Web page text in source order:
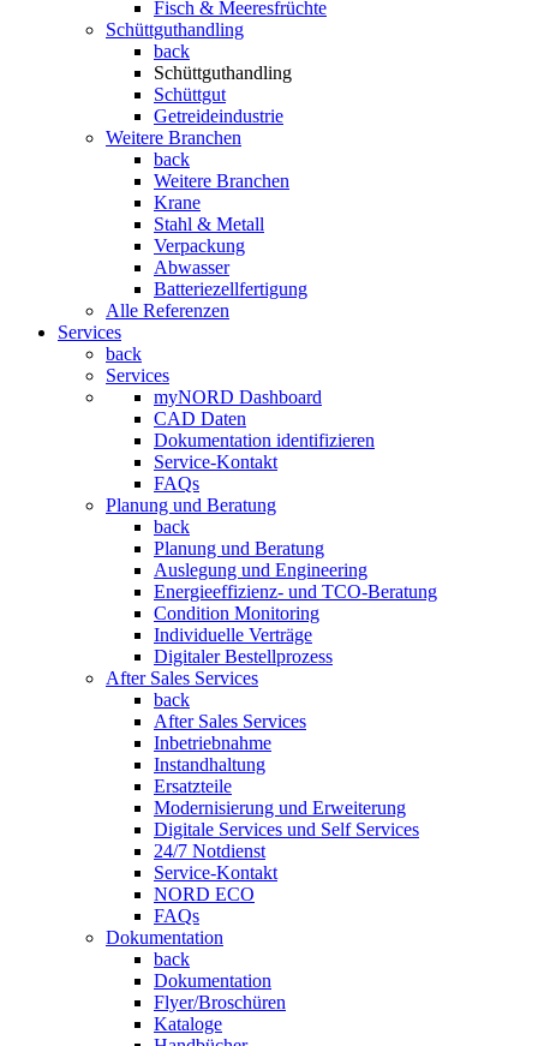
Fisch & Meeresfrüchte
Schüttguthandling
back
Schüttguthandling
Schüttgut
Getreideindustrie
Weitere Branchen
back
Weitere Branchen
Krane
Stahl & Metall
Verpackung
Abwasser
Batteriezellfertigung
Alle Referenzen
Services
back
Services
myNORD Dashboard
CAD Daten
Dokumentation identifizieren
Service-Kontakt
FAQs
Planung und Beratung
back
Planung und Beratung
Auslegung und Engineering
Energieeffizienz- und TCO-Beratung
Condition Monitoring
Individuelle Verträge
Digitaler Bestellprozess
After Sales Services
back
After Sales Services
Inbetriebnahme
Instandhaltung
Ersatzteile
Modernisierung und Erweiterung
Digitale Services und Self Services
24/7 Notdienst
Service-Kontakt
NORD ECO
FAQs
Dokumentation
back
Dokumentation
Flyer/Broschüren
Kataloge